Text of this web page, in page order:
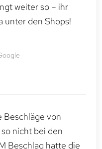
weiter so – ihr
unter den Shops!
Beschläge von
nicht bei den
Beschlag hatte die